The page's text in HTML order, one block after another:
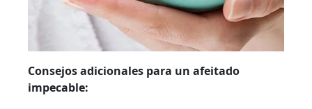
Consejos adicionales para un afeitado
impecable: